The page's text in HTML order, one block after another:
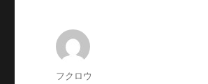
投
フクロウ